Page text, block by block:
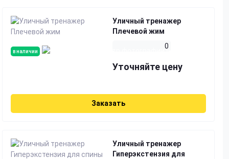
в наличии
Уличный тренажер
Плечевой жим
0
Уточняйте цену
Заказать
Уличный тренажер
Гиперэкстензия для